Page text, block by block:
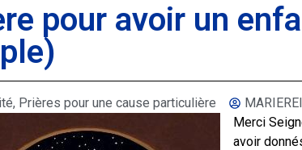
pour avoir un
, Prières pour une cause particulière
Merci
avoir